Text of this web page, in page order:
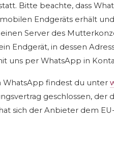
Bitte beachte, dass
Endgeräts erhält
Server des
Endgerät, in dessen
uns per WhatsApp in
WhatsApp findest du unter
geschlossen, der
sich der Anbieter dem